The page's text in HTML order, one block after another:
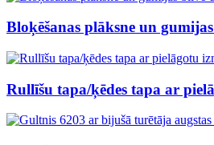
Bloķēšanas plāksne un
Rullīšu tapa/ķēdes tapa ar